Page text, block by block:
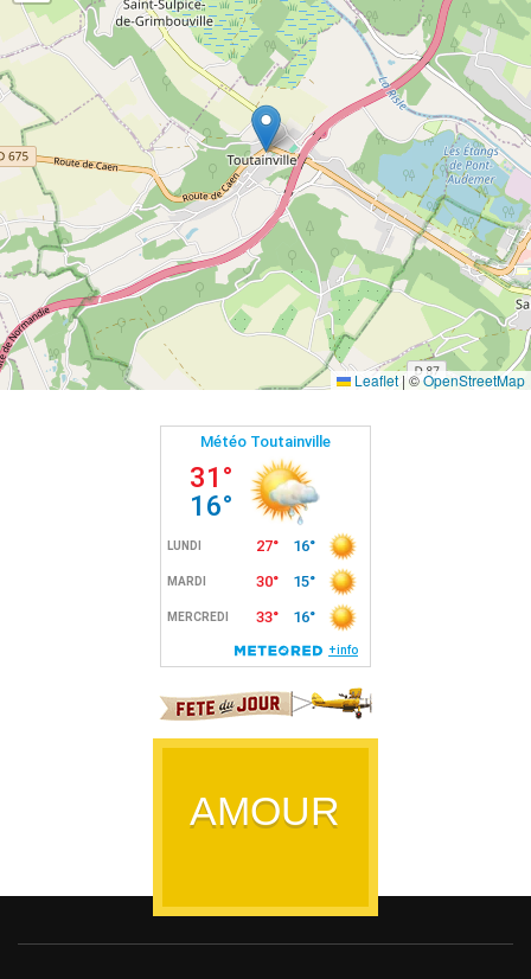
Leaflet | ©OpenStreetMap
AMOUR